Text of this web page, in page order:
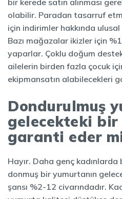
bir kerede satın alınması
olabilir. Paradan tasarruf
için indirimler hakkında ulusal
Bazı mağazalar ikizler için
yaparlar. Çoklu doğum
ailelerin birden fazla çocuk
ekipmansatın alabilecekleri
Dondurulmuş
gelecekteki bir
garanti eder
Hayır. Daha genç kadınlarda
donmuş bir yumurtanın
şansı %2-12 civarındadır.